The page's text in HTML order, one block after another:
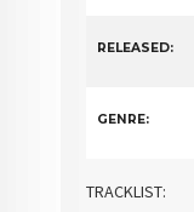
RELEASED:
GENRE:
TRACKLIST: